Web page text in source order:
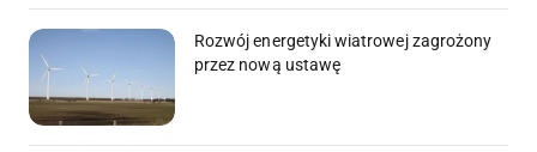
Rozwój energetyki wiatrowej zagrożony
przez nową ustawę